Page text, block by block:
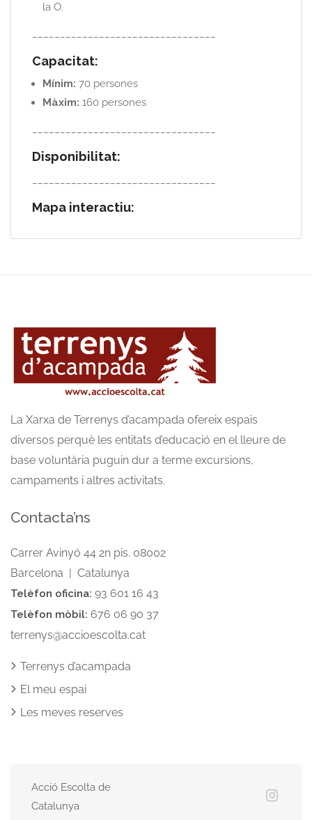
la O.
Capacitat:
Mínim: 70 persones
Màxim: 160 persones
Disponibilitat:
Mapa interactiu:
La Xarxa de Terrenys d’acampada ofereix espais
diversos perquè les entitats d’educació en el lleure de
base voluntària puguin dur a terme excursions,
campaments i altres activitats.
Contacta’ns
Carrer Avinyó 44 2n pis. 08002
Barcelona | Catalunya
Telèfon oficina: 93 601 16 43
Telèfon mòbil: 676 06 90 37
terrenys@accioescolta.cat
Terrenys d’acampada
El meu espai
Les meves reserves
Acció Escolta de
Catalunya